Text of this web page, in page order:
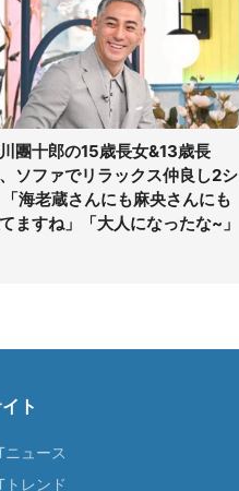
團十郎の15歳長女&13歳長
ソファでリラックス仲良し2シ
「海老蔵さんにも麻央さんにも
ますね」「大人になったな~」
ト
ュース
レンド